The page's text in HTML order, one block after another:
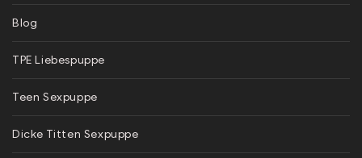
Blog
TPE Liebespuppe
Teen Sexpuppe
Dicke Titten Sexpuppe